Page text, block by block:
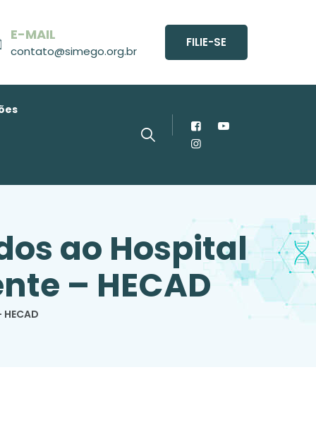
E-MAIL
contato@simego.org.br
FILIE-SE
ao Hospital
– HECAD